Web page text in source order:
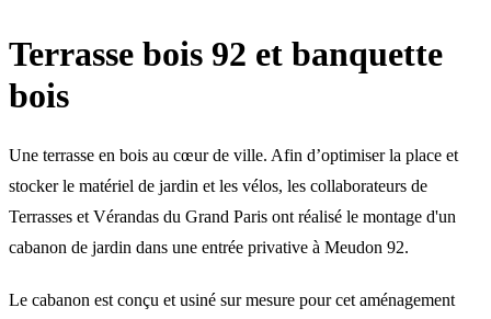
Terrasse bois 92 et banquette
bois
Une terrasse en bois au cœur de ville. Afin d’optimiser la place et
stocker le matériel de jardin et les vélos, les collaborateurs de
Terrasses et Vérandas du Grand Paris ont réalisé le montage d'un
cabanon de jardin dans une entrée privative à Meudon 92.
Le cabanon est conçu et usiné sur mesure pour cet aménagement